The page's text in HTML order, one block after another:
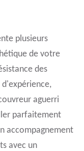
plusieurs
de votre
des
d'expérience,
aguerri
parfaitement
accompagnement
avec un